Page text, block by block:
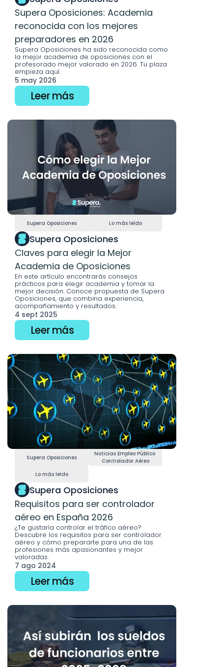
Supera Oposiciones: Academia
reconocida con los mejores
preparadores en 2026
Supera Oposiciones ha sido reconocida como
la mejor academia de oposiciones con el
profesorado mejor valorado en 2026. Tu plaza
empieza aquí.
5 may 2026
Leer más
Supera Oposiciones Lo más leído
Supera Oposiciones
Claves para elegir la Mejor
Academia de Oposiciones
En este artículo encontrarás consejos
prácticos para elegir academia y tomar la
mejor decisión. Conoce propuesta de Supera
Oposiciones, que combina experiencia,
acompañamiento y resultados.
4 sept 2025
Leer más
Supera Oposiciones
Noticias Empleo Público
Controlador Aéreo
Lo más leído
Supera Oposiciones
Requisitos para ser controlador
aéreo en España 2026
¿Te gustaría controlar el tráfico aéreo?
Descubre los requisitos para ser controlador
aéreo y cómo prepararte para una de las
profesiones más apasionantes y mejor
valoradas.
7 ago 2024
Leer más